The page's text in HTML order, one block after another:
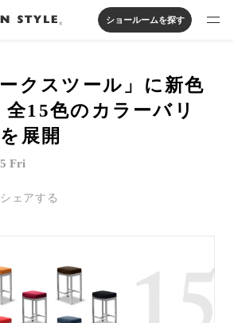
アイランドキッチン
壁付けキッチン
対面キッチン
並列型キッチン
ショールームを探す
クスツール」に新色
15色のカラーバリ
展開
Fri
シェアする
Pinterest
はてなブックマー
ク